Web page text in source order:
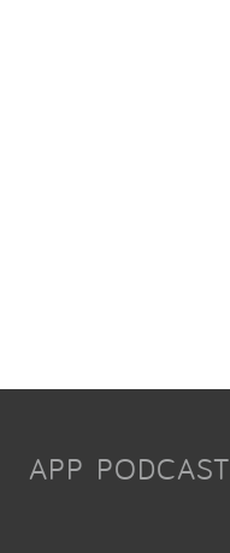
APP PODCAST